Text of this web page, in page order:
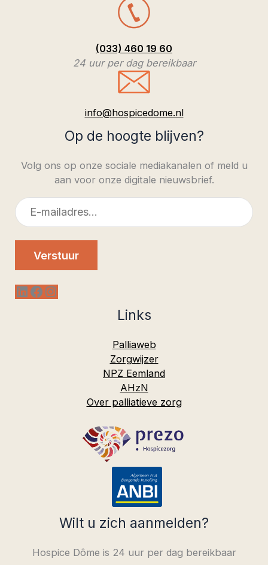
(033) 460 19 60
24 uur per dag bereikbaar
info@hospicedome.nl
Op de hoogte blijven?
Volg ons op onze sociale mediakanalen of meld u
aan voor onze digitale nieuwsbrief.
E-
mailadres
Verstuur
LinkedIn
Facebook
Instagram
Links
Palliaweb
Zorgwijzer
NPZ Eemland
AHzN
Over palliatieve zorg
Wilt u zich aanmelden?
Hospice Dôme is 24 uur per dag bereikbaar